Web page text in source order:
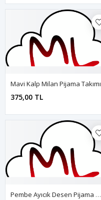
Mavi Kalp Milan Pijama Takımı
375,00 TL
Pembe Ayıcık Desen Pijama Takımı